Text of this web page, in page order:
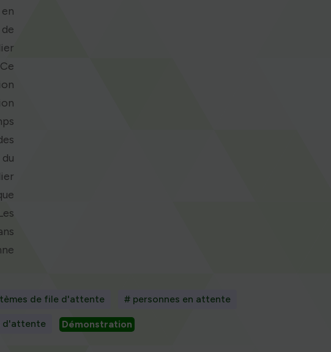
de file d'attente # personnes en attente
d'attente Démonstration